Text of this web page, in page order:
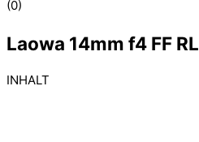
(0)
Laowa 14mm f4 FF RL
INHALT